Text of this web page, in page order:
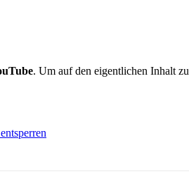
. Um auf den eigentlichen Inhalt